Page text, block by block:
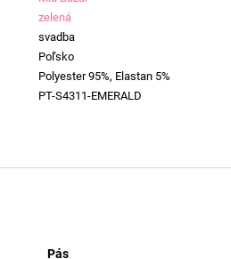
zelená
svadba
Poľsko
Polyester 95%, Elastan 5%
PT-S4311-EMERALD
Pás